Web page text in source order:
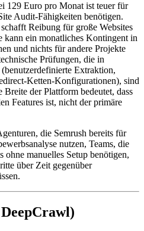
129 Euro pro Monat ist teuer für
Audit-Fähigkeiten benötigen.
Reibung für große Websites
ein monatliches Kontingent in
und nichts für andere Projekte
Prüfungen, die in
Extraktion,
Ketten-Konfigurationen), sind
der Plattform bedeutet, dass
Features ist, nicht der primäre
die Semrush bereits für
nutzen, Teams, die
ohne manuelles Setup benötigen,
über Zeit gegenüber